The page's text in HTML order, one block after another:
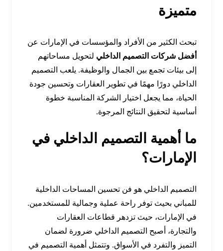
متميزة
تبحث الكثير من الأفراد والمؤسسات في الإمارات عن
أفضل شركات التصميم الداخلي لتحويل مساحاتهم
إلى بيئات تجمع بين الجمال والوظيفة. يلعب التصميم
الداخلي دورًا مهمًا في تطوير العقارات وتحسين جودة
الحياة، مما يجعل اختيار الشركة المناسبة خطوة
أساسية لتحقيق النتائج المرجوة.
ما أهمية التصميم الداخلي في
الإمارات؟
التصميم الداخلي هو فن تحسين المساحات الداخلية
للمباني بحيث توفر راحة عملية وجمالية للمستخدمين.
في الإمارات، حيث تزدهر قطاعات العقارات
والتجارة، أصبح التصميم الداخلي ضرورة لضمان
التميز والتفرد في الأسواق. وتتمثل أهمية التصميم في